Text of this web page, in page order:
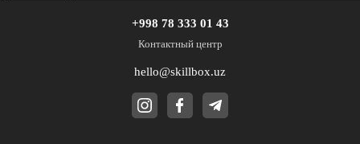
+998 78 333 01 43
Контактный центр
hello@skillbox.uz